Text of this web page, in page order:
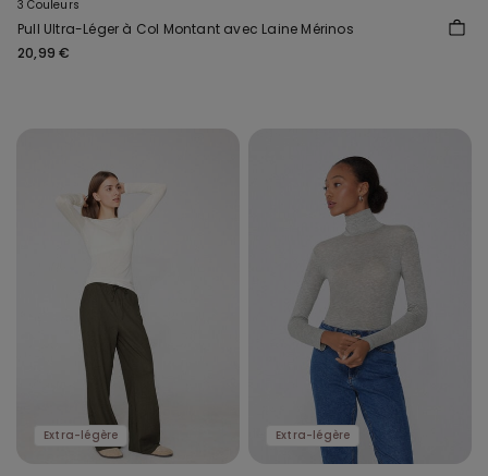
3 Couleurs
Pull Ultra-Léger à Col Montant avec Laine Mérinos
20,99 €
Extra-légère Extra-légère